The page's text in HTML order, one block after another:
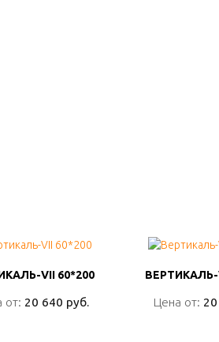
VII 60*200
от: 20 640 руб.
VII 60*200
от: 20 640 руб.
ВЕРТИКАЛЬ-
Цена от:
ВЕРТИКАЛЬ-
Цена от: